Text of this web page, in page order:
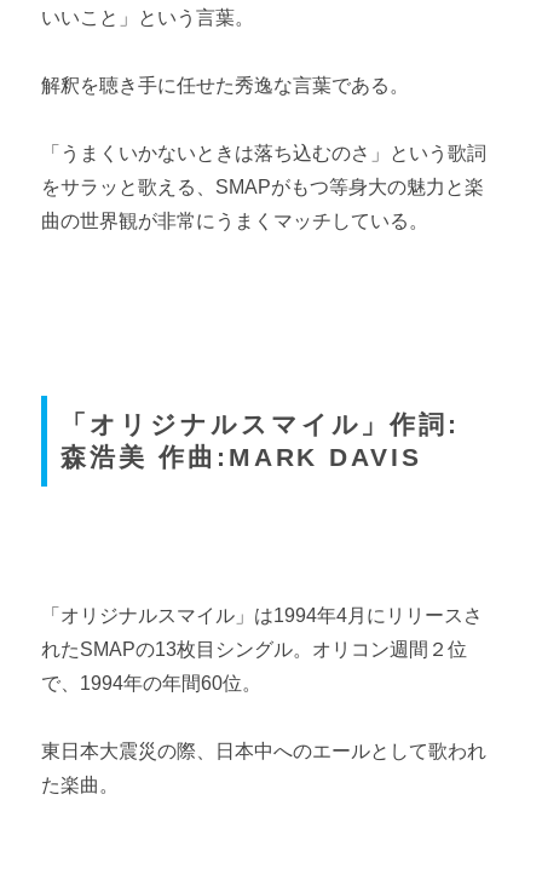
いいこと」という言葉。
解釈を聴き手に任せた秀逸な言葉である。
「うまくいかないときは落ち込むのさ」という歌詞
をサラッと歌える、SMAPがもつ等身大の魅力と楽
曲の世界観が非常にうまくマッチしている。
「オリジナルスマイル」作詞:
森浩美 作曲:MARK DAVIS
「オリジナルスマイル」は1994年4月にリリースさ
れたSMAPの13枚目シングル。オリコン週間２位
で、1994年の年間60位。
東日本大震災の際、日本中へのエールとして歌われ
た楽曲。